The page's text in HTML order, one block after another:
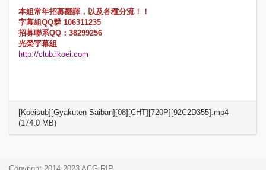
本組常年招募翻譯，以及各種分流！！
字幕組QQ群 106311235
招募聯系QQ：38299256
光榮字幕組
http://club.ikoei.com
[Koeisub][Gyakuten Saiban][08][CHT][720P][92C2D355].mp4
(174.0 MB)